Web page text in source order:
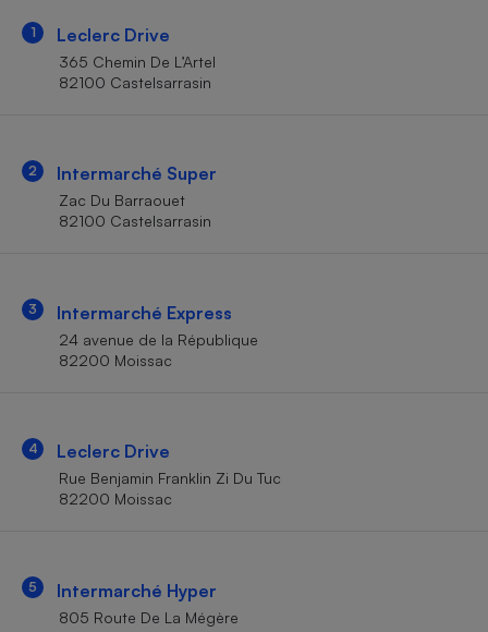
1 Leclerc Drive
365 Chemin De L’Artel
82100 Castelsarrasin
2 Intermarché Super
Zac Du Barraouet
82100 Castelsarrasin
3 Intermarché Express
24 avenue de la République
82200 Moissac
4 Leclerc Drive
Rue Benjamin Franklin Zi Du Tuc
82200 Moissac
5 Intermarché Hyper
805 Route De La Mégère